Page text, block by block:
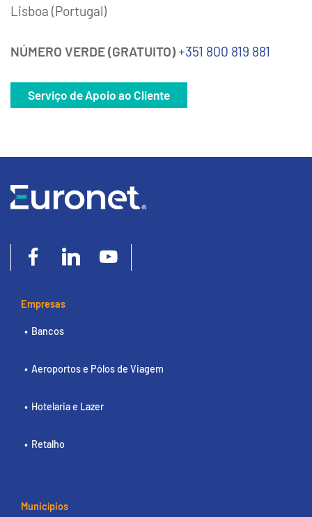
Lisboa (Portugal)
NÚMERO VERDE (GRATUITO)+351 800 819 881
Serviço de Apoio ao Cliente
Empresas
Bancos
Aeroportos e Pólos de Viagem
Hotelaria e Lazer
Retalho
Municípios